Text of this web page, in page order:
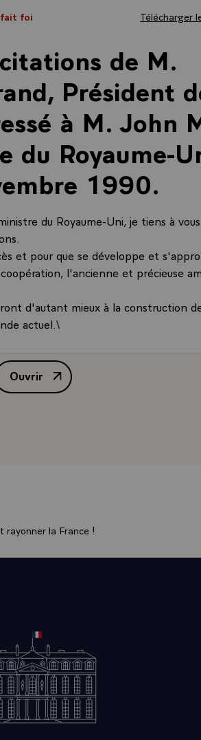
foi Télécharger
de M.
Président
à M. John
du Royaume-
1990.
du Royaume-Uni, je tiens à vous
et pour que se développe et
l'ancienne et précieuse
d'autant mieux à la construction
actuel.\
Ouvrir
Message de félicitations de M.
rayonner la France !